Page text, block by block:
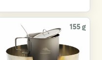
155 g